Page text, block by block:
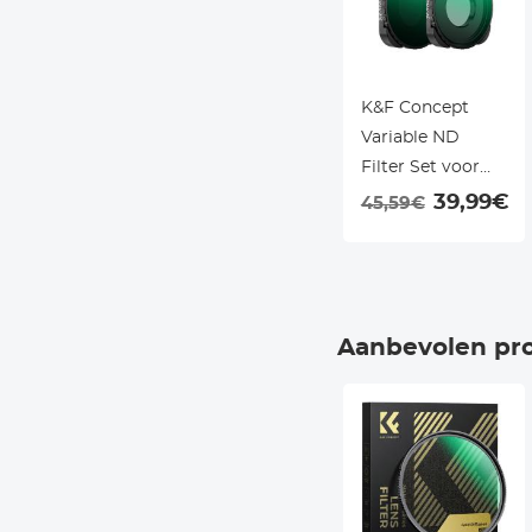
K&F Concept
Variable ND
Filter Set voor
GoPro Hero
Filters,
Gecoat HD Glas
45,59€ 39,99€
Aanbevolen